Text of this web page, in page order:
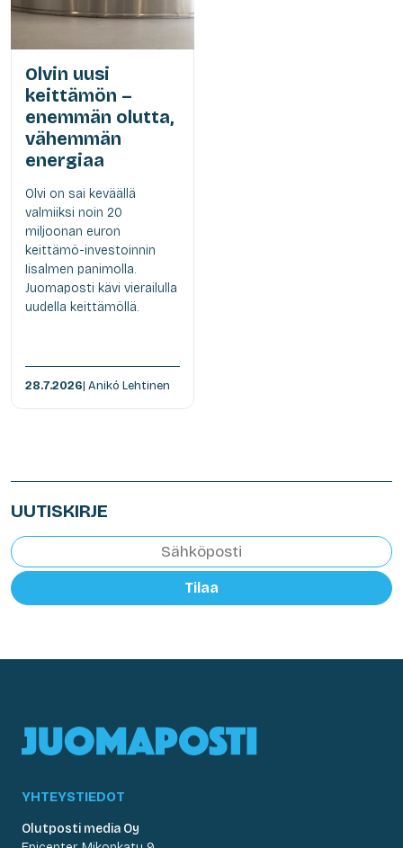
Olvin uusi
keittämön –
enemmän olutta,
vähemmän
energiaa
Olvi on sai keväällä
valmiiksi noin 20
miljoonan euron
keittämö-investoinnin
Iisalmen panimolla.
Juomaposti kävi vierailulla
uudella keittämöllä.
28.7.2026| Anikó Lehtinen
UUTISKIRJE
Tilaa
YHTEYSTIEDOT
Olutposti media Oy